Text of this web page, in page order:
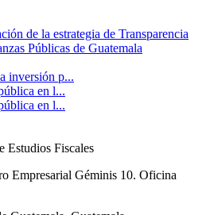
de la estrategia de Transparencia
Públicas de Guatemala
inversión p...
en l...
en l...
Estudios Fiscales
Empresarial Géminis 10. Oficina